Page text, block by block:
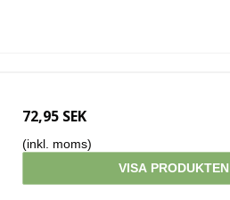
72,95 SEK
(inkl. moms)
VISA PRODUKTEN